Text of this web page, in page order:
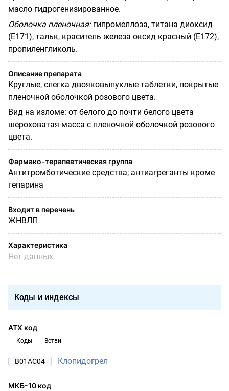
масло гидрогенизированное.
Оболочка пленочная:гипромеллоза, титана диоксид
(Е171), тальк, краситель железа оксид красный (Е172),
пропиленгликоль.
Описание препарата
Круглые, слегка двояковыпуклые таблетки, покрытые
пленочной оболочкой розового цвета.
Вид на изломе: от белого до почти белого цвета
шероховатая масса с пленочной оболочкой розового
цвета.
Фармако-терапевтическая группа
Антитромботические средства; антиагреганты кроме
гепарина
Входит в перечень
ЖНВЛП
Характеристика
Нет данных
Коды и индексы
АТХ код
Коды Ветви
B01AC04 Клопидогрел
МКБ-10 код